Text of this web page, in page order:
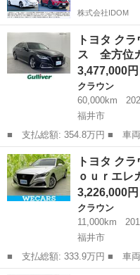
レコーダー、オート
ハイビーム （検
9.8）
ー／ド
ランプ
（検
株式会社IDOM
トヨタ ク
ス 全方位
3,477,000円
クラウン
60,000km
福井市
■ 支払総額: 354.8万円 ■ 車両本体価格： 3,477,000 円 ■ メーカ
ー名： トヨタ ■ 車種名：
名： ＲＳアドバンス 全方位カ
式クルーズ...
福井 福井市 クラウン
トヨタ ク
ｏｕｒエ
3,226,000円
クラウン
11,000km
福井市
■ 支払総額: 333.9万円 ■ 車両本体価格： 3,226,000 円 ■ メーカ
ー名： トヨタ ■ 車種名：